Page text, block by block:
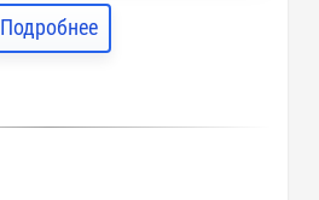
Подробнее